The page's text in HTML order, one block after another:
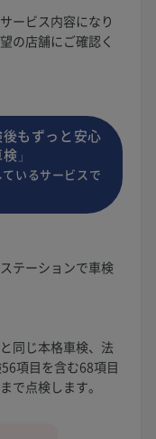
ービス内容になり
の店舗にご確認く
もずっと安心
」
いるサービスで
テーションで車検
同じ本格車検、法
項目を含む68項目
で点検します。